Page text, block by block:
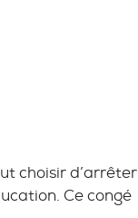
choisir d’arrêter
Ce congé